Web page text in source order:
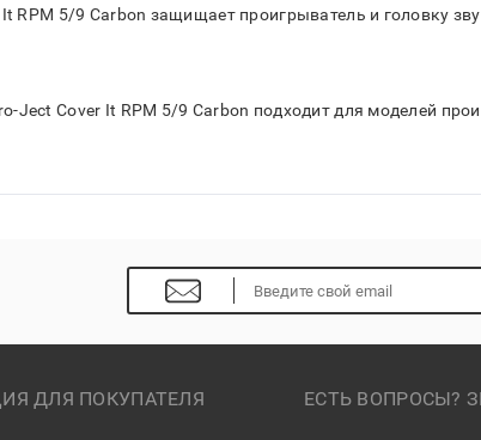
5/9 Carbon защищает проигрыватель и головку
Cover It RPM 5/9 Carbon подходит для моделей
ДЛЯ ПОКУПАТЕЛЯ ЕСТЬ ВОПРОСЫ?